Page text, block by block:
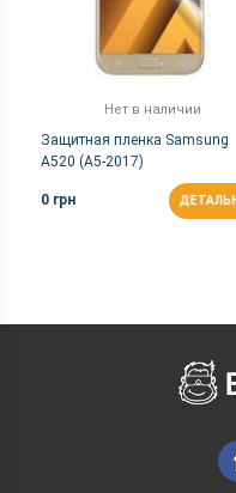
Нет в наличии
Защитная пленка Samsung
A520 (A5-2017)
0 грн